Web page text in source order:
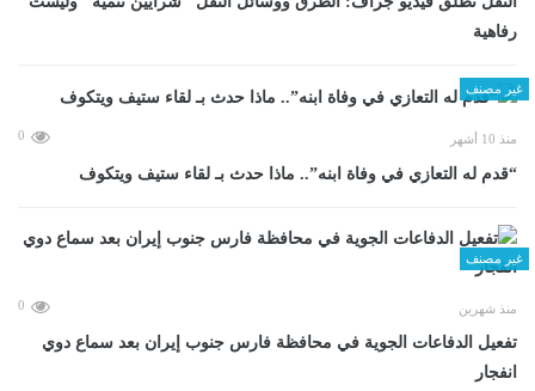
رفاهية
غير مصنف
منذ 10 أشهر 0
“قدم له التعازي في وفاة ابنه”.. ماذا حدث بـ لقاء ستيف ويتكوف
غير مصنف
منذ شهرين 0
تفعيل الدفاعات الجوية في محافظة فارس جنوب إيران بعد سماع دوي
انفجار